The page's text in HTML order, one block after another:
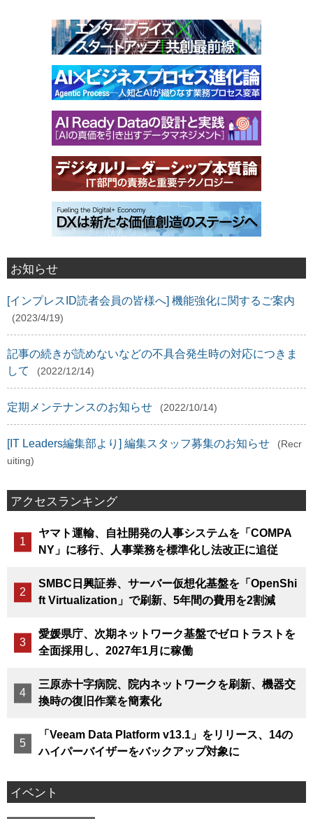
お知らせ
[インプレスID読者会員の皆様へ] 機能強化に関するご案内
(2023/4/19)
記事の続きが読めないなどの不具合発生時の対応につきま
して
(2022/12/14)
定期メンテナンスのお知らせ (2022/10/14)
[IT Leaders編集部より] 編集スタッフ募集のお知らせ
(Recr
uiting)
アクセスランキング
ヤマト運輸、自社開発の人事システムを「COMPA
NY」に移行、人事業務を標準化し法改正に追従
SMBC日興証券、サーバー仮想化基盤を「OpenShi
ft Virtualization」で刷新、5年間の費用を2割減
愛媛県庁、次期ネットワーク基盤でゼロトラストを
全面採用し、2027年1月に稼働
三原赤十字病院、院内ネットワークを刷新、機器交
換時の復旧作業を簡素化
「Veeam Data Platform v13.1」をリリース、14の
ハイパーバイザーをバックアップ対象に
イベント